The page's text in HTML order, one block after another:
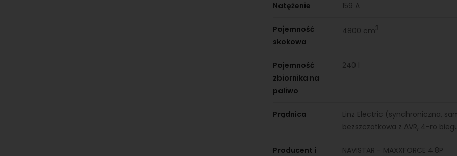
Natężenie 159 A
Pojemność
skokowa
4800 cm3
Pojemność
zbiornika na
paliwo
240 l
Prądnica
Linz Electric (synchroniczna,
bezszczotkowa z AVR, 4-ro
Producent i
NAVISTAR - MAXXFORCE 4.8P